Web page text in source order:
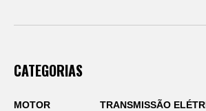
CATEGORIAS
MOTOR
TRANSMISSÃO